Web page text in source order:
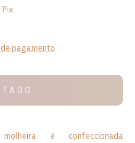
pagamento
é confeccionada